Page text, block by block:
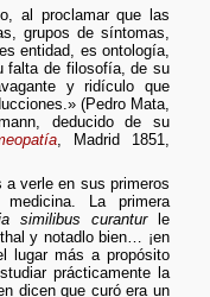
al proclamar que las
grupos de síntomas,
entidad, es ontología,
falta de filosofía, de su
y ridículo que
(Pedro Mata,
deducido de su
, Madrid 1851,
a verle en sus primeros
La primera
similibus curanturle
y notadlo bien… ¡en
lugar más a propósito
prácticamente la
dicen que curó era un